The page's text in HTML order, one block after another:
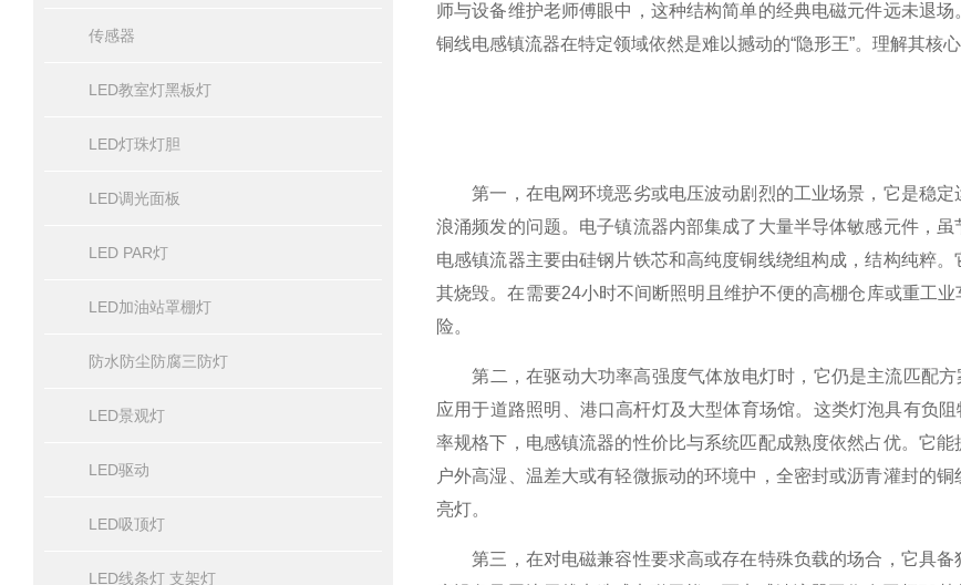
传感器
LED教室灯黑板灯
LED灯珠灯胆
LED调光面板
LED PAR灯
LED加油站罩棚灯
防水防尘防腐三防灯
LED景观灯
LED驱动
LED吸顶灯
LED线条灯 支架灯
师与设备维护老师傅眼中，这种结构简单的经典电磁元件远未退
铜线电感镇流器在特定领域依然是难以撼动的“隐形王”。理解其核
第一，在电网环境恶劣或电压波动剧烈的工业场景，它是稳定
浪涌频发的问题。电子镇流器内部集成了大量半导体敏感元件，
电感镇流器主要由硅钢片铁芯和高纯度铜线绕组构成，结构纯粹
其烧毁。在需要24小时不间断照明且维护不便的高棚仓库或重工
险。
第二，在驱动大功率高强度气体放电灯时，它仍是主流匹配方
应用于道路照明、港口高杆灯及大型体育场馆。这类灯泡具有负
率规格下，电感镇流器的性价比与系统匹配成熟度依然占优。它
户外高湿、温差大或有轻微振动的环境中，全密封或沥青灌封的
亮灯。
第三，在对电磁兼容性要求高或存在特殊负载的场合，它具备